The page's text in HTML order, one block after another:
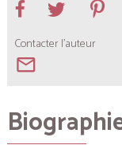
Contacter l'auteur
mail_outline